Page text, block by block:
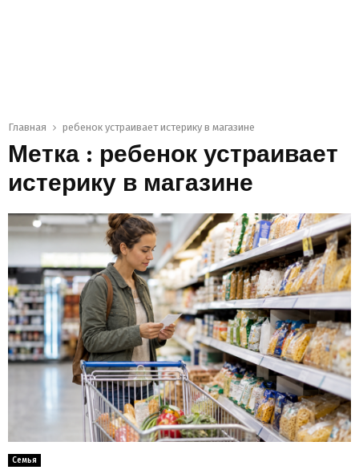
Главная ребенок устраивает истерику в магазине
Метка : ребенок устраивает
истерику в магазине
Семья